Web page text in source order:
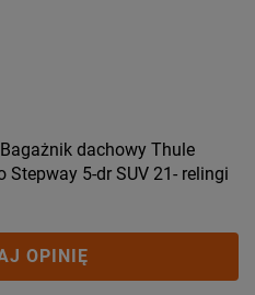
dachowy Thule
Stepway 5-dr SUV 21- relingi
OPINIĘ